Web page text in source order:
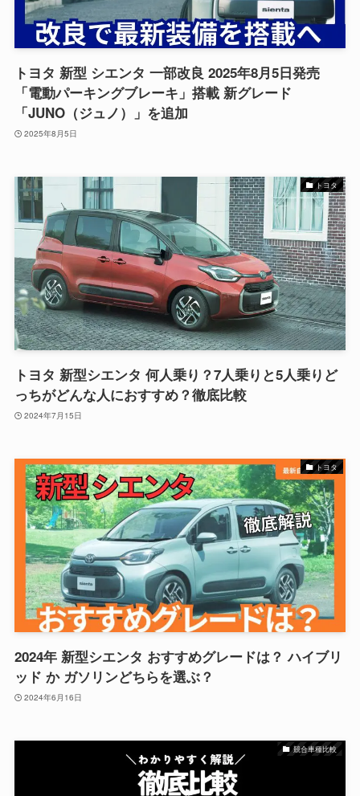
トヨタ 新型 シエンタ 一部改良 2025年8月5日発売
「電動パーキングブレーキ」搭載 新グレード
「JUNO（ジュノ）」を追加
2025年8月5日
トヨタ
トヨタ 新型シエンタ 何人乗り？7人乗りと5人乗りど
っちがどんな人におすすめ？徹底比較
2024年7月15日
トヨタ
2024年 新型シエンタ おすすめグレードは？ ハイブリ
ッド か ガソリンどちらを選ぶ？
2024年6月16日
競合車種比較